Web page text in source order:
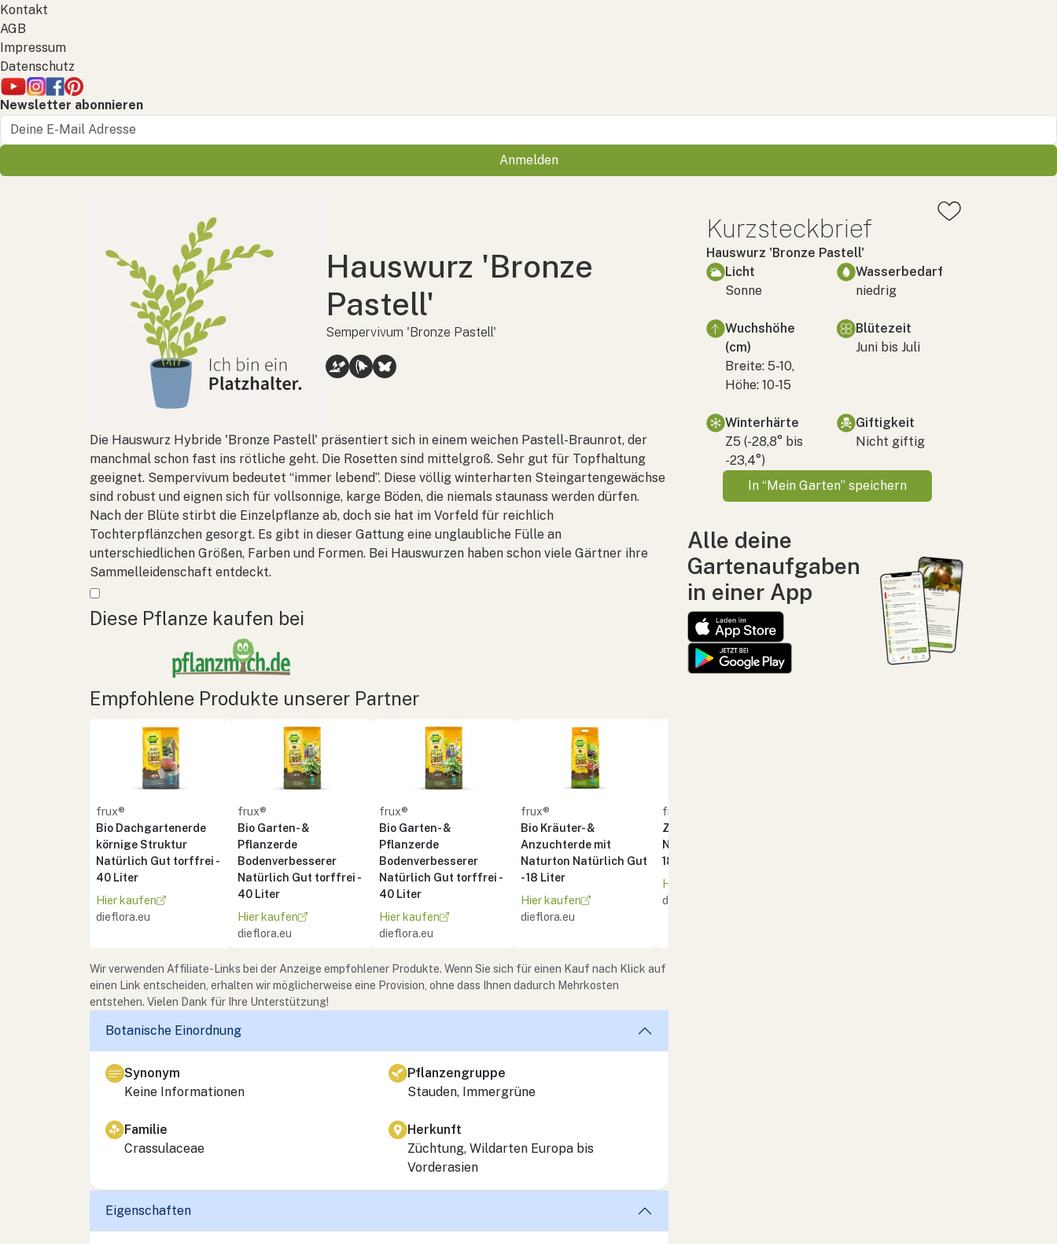
Kontakt
AGB
Impressum
Datenschutz
Newsletter abonnieren
Anmelden
Hauswurz 'Bronze
Pastell'
Sempervivum 'Bronze Pastell'
Die Hauswurz Hybride 'Bronze Pastell' präsentiert sich in einem weichen Pastell-Braunrot, der
manchmal schon fast ins rötliche geht. Die Rosetten sind mittelgroß. Sehr gut für Topfhaltung
geeignet. Sempervivum bedeutet “immer lebend”. Diese völlig winterharten Steingartengewächse
sind robust und eignen sich für vollsonnige, karge Böden, die niemals staunass werden dürfen.
Nach der Blüte stirbt die Einzelpflanze ab, doch sie hat im Vorfeld für reichlich
Tochterpflänzchen gesorgt. Es gibt in dieser Gattung eine unglaubliche Fülle an
unterschiedlichen Größen, Farben und Formen. Bei Hauswurzen haben schon viele Gärtner ihre
Sammelleidenschaft entdeckt.
Mehr anzeigen
Diese Pflanze kaufen bei
Empfohlene Produkte unserer Partner
frux®
Bio Dachgartenerde
körnige Struktur
Natürlich Gut torffrei -
40 Liter
Hier kaufen
dieflora.eu
frux®
Bio Garten- &
Pflanzerde
Bodenverbesserer
Natürlich Gut torffrei -
40 Liter
Hier kaufen
dieflora.eu
frux®
Bio Garten- &
Pflanzerde
Bodenverbesserer
Natürlich Gut torffrei -
40 Liter
Hier kaufen
dieflora.eu
frux®
Bio Kräuter- &
Anzuchterde mit
Naturton Natürlich Gut
- 18 Liter
Hier kaufen
dieflora.eu
frux®
Zimmerpflanzenerde
Natürlich Gut torffrei -
18 Liter
Hier kaufen
dieflora.eu
Wir verwenden Affiliate-Links bei der Anzeige empfohlener Produkte. Wenn Sie sich für einen Kauf nach Klick auf
einen Link entscheiden, erhalten wir möglicherweise eine Provision, ohne dass Ihnen dadurch Mehrkosten
entstehen. Vielen Dank für Ihre Unterstützung!
Botanische Einordnung
Synonym
Keine Informationen
Pflanzengruppe
Stauden, Immergrüne
Familie
Crassulaceae
Herkunft
Züchtung, Wildarten Europa bis
Vorderasien
Eigenschaften
Kurzsteckbrief
Hauswurz 'Bronze Pastell'
Licht
Sonne
Wasserbedarf
niedrig
Wuchshöhe
(cm)
Breite: 5-10,
Höhe: 10-15
Blütezeit
Juni bis Juli
Winterhärte
Z5 (-28,8° bis
-23,4°)
Giftigkeit
Nicht giftig
In “Mein Garten” speichern
Alle deine
Gartenaufgaben
in einer App